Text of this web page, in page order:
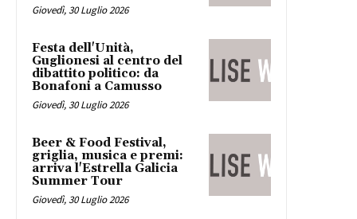
Giovedì, 30 Luglio 2026
Festa dell'Unità,
Guglionesi al centro del
dibattito politico: da
Bonafoni a Camusso
Giovedì, 30 Luglio 2026
Beer & Food Festival,
griglia, musica e premi:
arriva l'Estrella Galicia
Summer Tour
Giovedì, 30 Luglio 2026